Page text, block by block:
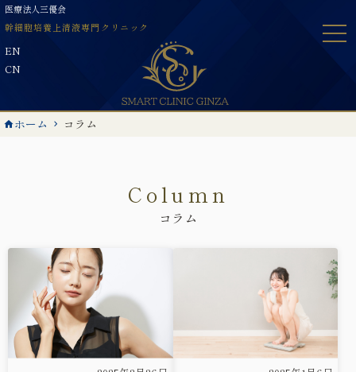
Skip
to
content
医療法人三優会
幹細胞培養上清液専門クリニック
EN
CN
ホーム コラム
Column
コラム